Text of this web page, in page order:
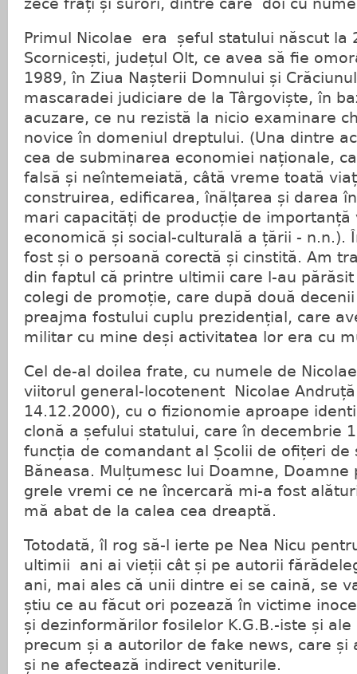
zece frați și surori, dintre care doi cu
Primul Nicolae era șeful statului născut la
Scornicești, județul Olt, ce avea să fie
1989, în Ziua Nașterii Domnului și
mascaradei judiciare de la Târgoviște, în
acuzare, ce nu rezistă la nicio examinare
novice în domeniul dreptului. (Una dintre
cea de subminarea economiei naționale,
falsă și neîntemeiată, câtă vreme toată
construirea, edificarea, înălțarea și darea
mari capacități de producție de
economică și social-culturală a țării - n.n.).
fost și o persoană corectă și cinstită. Am
din faptul că printre ultimii care l-au
colegi de promoție, care după două
preajma fostului cuplu prezidențial, care
militar cu mine deși activitatea lor era cu
Cel de-al doilea frate, cu numele de
viitorul general-locotenent Nicolae Andruță
14.12.2000), cu o fizionomie aproape
clonă a șefului statului, care în decembrie
funcția de comandant al Școlii de ofițeri de
Băneasa. Mulțumesc lui Doamne,
grele vremi ce ne încercară mi-a fost
mă abat de la calea cea dreaptă.
Totodată, îl rog să-l ierte pe Nea Nicu
ultimii ani ai vieții cât și pe autorii
ani, mai ales că unii dintre ei se caină, se
știu ce au făcut ori pozează în victime
și dezinformărilor fosilelor K.G.B.-iste și
precum și a autorilor de fake news, care și
și ne afectează indirect veniturile.